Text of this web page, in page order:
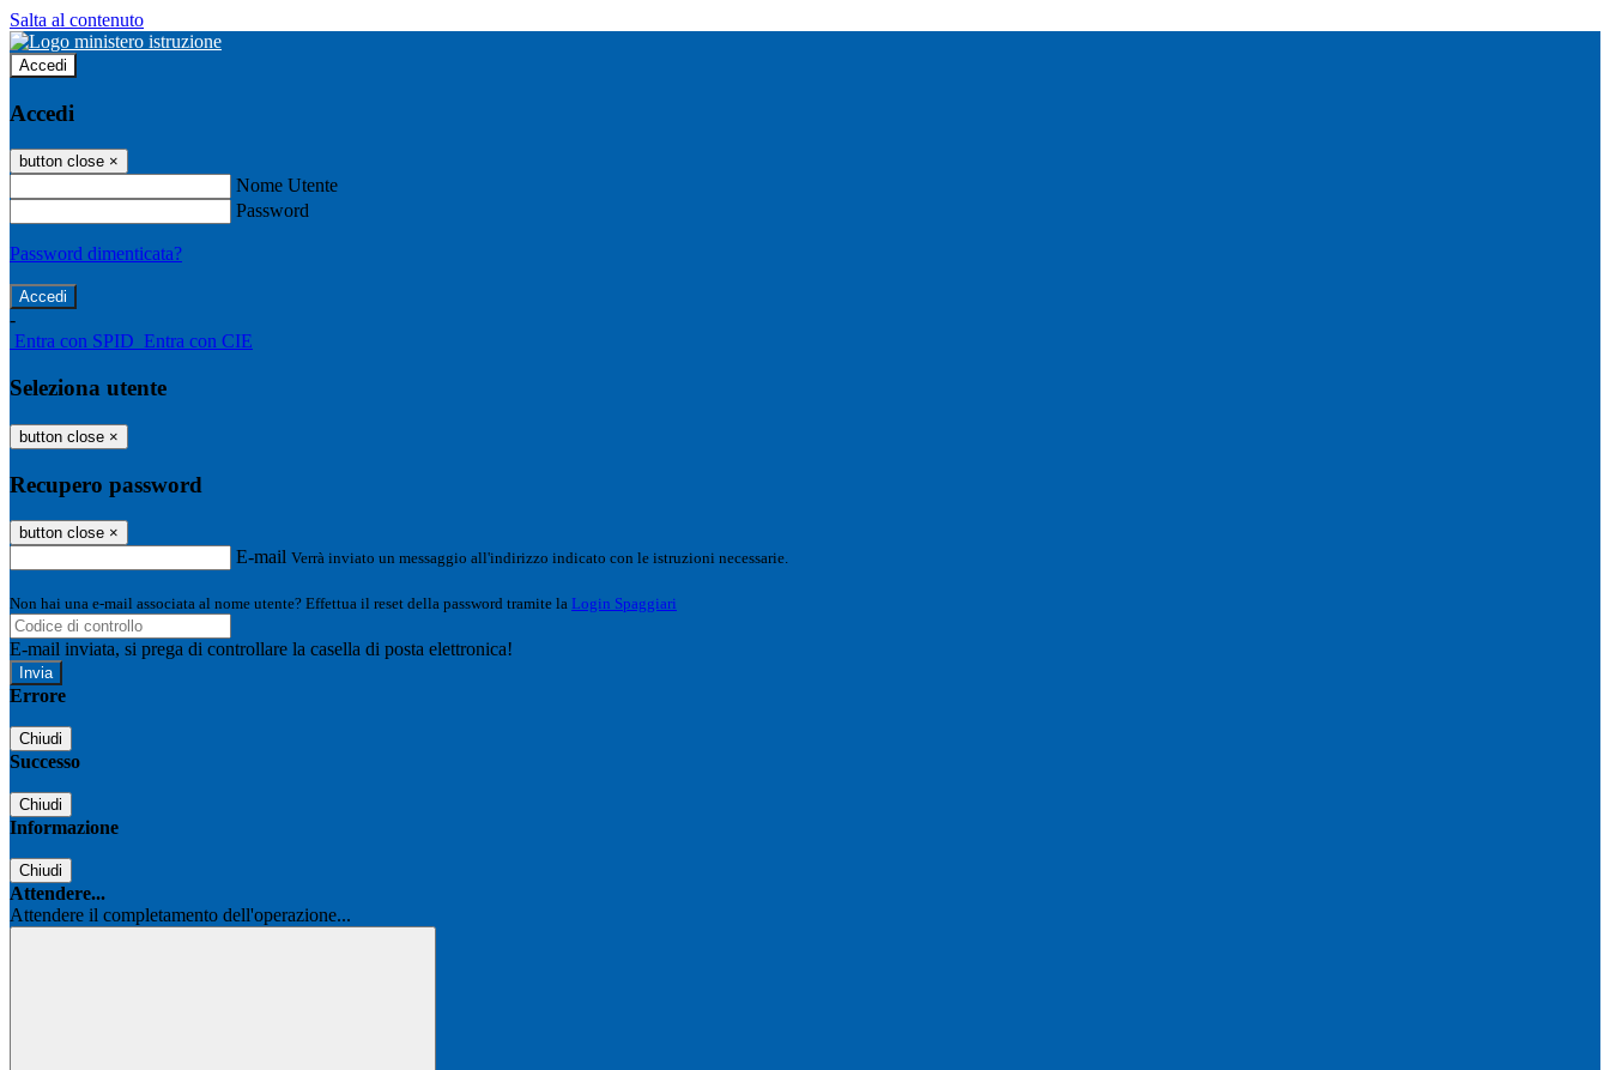
Salta al contenuto
Accedi
Accedi
button close ×
Nome Utente
Password
Password dimenticata?
-
Entra con SPID Entra con CIE
Seleziona utente
button close ×
Recupero password
button close ×
E-mail Verrà inviato un messaggio all'indirizzo indicato con le istruzioni necessarie.
Non hai una e-mail associata al nome utente? Effettua il reset della password tramite la Login Spaggiari
E-mail inviata, si prega di controllare la casella di posta elettronica!
Errore
Chiudi
Successo
Chiudi
Informazione
Chiudi
Attendere...
Attendere il completamento dell'operazione...